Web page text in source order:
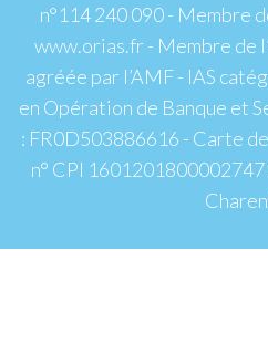
n°114 240 090 - Membre
www.orias.fr - Membre de
agréée par l’AMF - IAS
en Opération de Banque et
: FR0D503886616 - Carte
n° CPI